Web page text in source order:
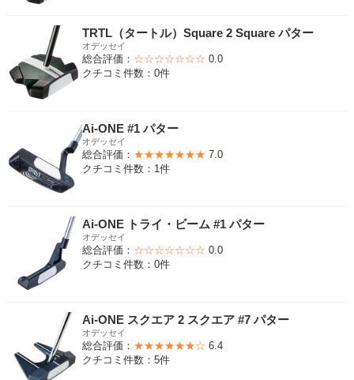
TRTL（タートル）Square 2 Square パター
オデッセイ
総合評価： ☆☆☆☆☆☆☆ 0.0
クチコミ件数：0件
Ai-ONE #1 パター
オデッセイ
総合評価： ★★★★★★★ 7.0
クチコミ件数：1件
Ai-ONE トライ・ビーム #1 パター
オデッセイ
総合評価： ☆☆☆☆☆☆☆ 0.0
クチコミ件数：0件
Ai-ONE スクエア 2 スクエア #7 パター
オデッセイ
総合評価： ★★★★★★☆ 6.4
クチコミ件数：5件